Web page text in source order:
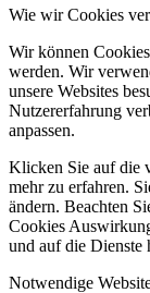
Wie wir Cookies
Wir können
werden. Wir
unsere Websites
Nutzererfahrung
anpassen.
Klicken Sie auf die
mehr zu erfahren.
ändern. Beachten
Cookies
und auf die Dienste
Notwendige